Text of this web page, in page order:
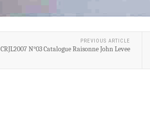
PREVIOUS ARTICLE
CRJL2007 N°03 Catalogue Raisonne John Levee